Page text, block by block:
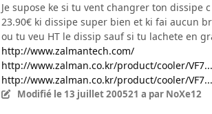
Je supose ke si tu vent changrer ton dissipe
23.90€ ki dissipe super bien et ki fai aucun
ou tu veu HT le dissip sauf si tu lachete en
http://www.zalmantech.com/
http://www.zalman.co.kr/product/cooler/
http://www.zalman.co.kr/product/cooler/
Modifié le 13 juillet 200521 a par NoXe12